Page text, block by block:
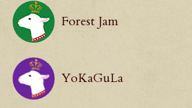
Forest Jam
YoKaGuLa